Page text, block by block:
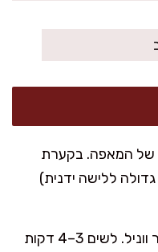
של המאפה. בקערת
ללישה ידנית)
מוסיפים מלח, ביצים, חלב פושר ווניל. לשים 3–4 דקות